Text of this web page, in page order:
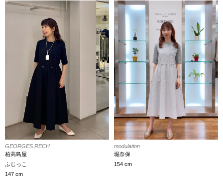
GEORGES RECH
柏高島屋
ふじっこ
147 cm
modulation
堀奈保
154 cm